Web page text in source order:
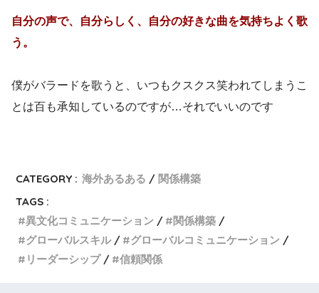
自分の声で、自分らしく、自分の好きな曲を気持ちよく歌
う。
僕がバラードを歌うと、いつもクスクス笑われてしまうこ
とは百も承知しているのですが…それでいいのです
CATEGORY : 海外あるある
関係構築
TAGS :
異文化コミュニケーション
関係構築
グローバルスキル
グローバルコミュニケーション
リーダーシップ
信頼関係